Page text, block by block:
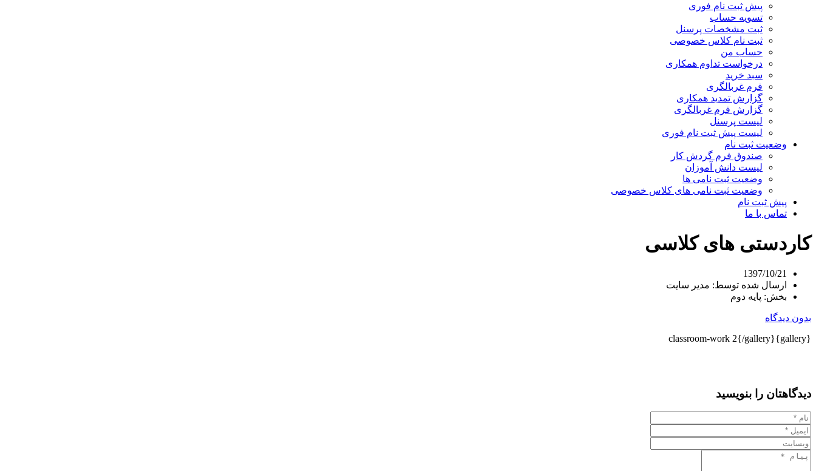
پیش ثبت نام فوری
تسویه حساب
ثبت مشخصات پرسنل
ثبت نام کلاس خصوصی
حساب من
درخواست تداوم همکاری
سبد خرید
فرم غربالگری
گزارش تمدید همکاری
گزارش فرم غربالگری
لیست پرسنل
لیست پیش ثبت نام فوری
وضعیت ثبت نام
صندوق فرم گردش کار
لیست دانش آموزان
وضعیت ثبت نامی ها
وضعیت ثبت نامی های کلاس خصوصی
پیش ثبت نام
تماس با ما
کاردستی های کلاسی
1397/10/21
ارسال شده توسط: مدیر سایت
بخش: پایه دوم
بدون دیدگاه
{gallery}classroom-work 2{/gallery}
دیدگاهتان را بنویسید